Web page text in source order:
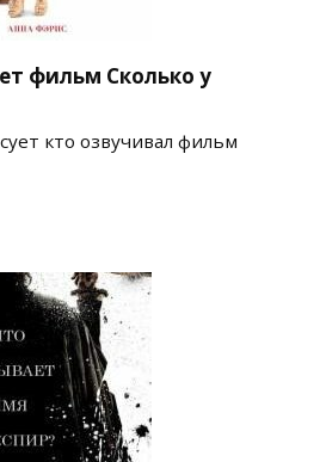
фильм Сколько у
кто озвучивал фильм